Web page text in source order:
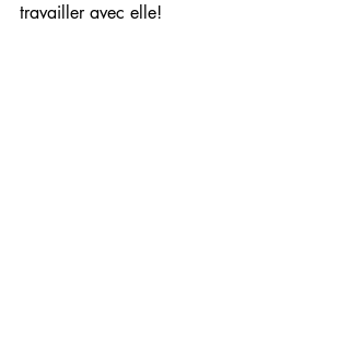
travailler avec elle!